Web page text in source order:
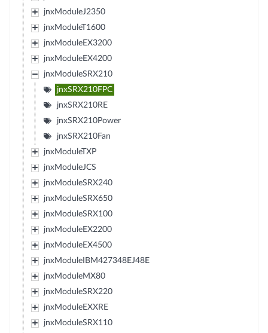
jnxModuleJ2350
jnxModuleT1600
jnxModuleEX3200
jnxModuleEX4200
jnxModuleSRX210
jnxSRX210FPC
jnxSRX210RE
jnxSRX210Power
jnxSRX210Fan
jnxModuleTXP
jnxModuleJCS
jnxModuleSRX240
jnxModuleSRX650
jnxModuleSRX100
jnxModuleEX2200
jnxModuleEX4500
jnxModuleIBM427348EJ48E
jnxModuleMX80
jnxModuleSRX220
jnxModuleEXXRE
jnxModuleSRX110